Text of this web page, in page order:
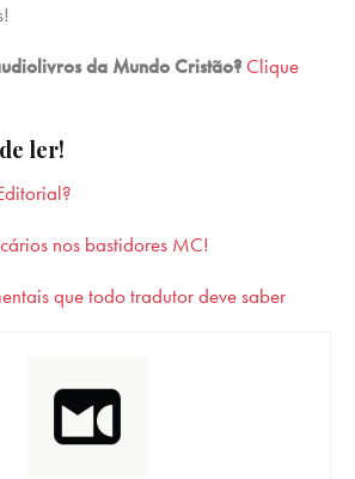
da Mundo Cristão?Clique
ler!
nos bastidores MC!
que todo tradutor deve saber